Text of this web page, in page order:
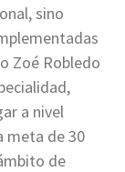
sino
Zoé Robledo
a nivel
meta de 30
de